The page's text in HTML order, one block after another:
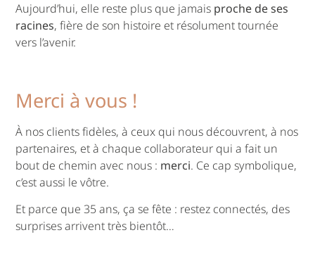
Aujourd’hui, elle reste plus que jamais proche de ses
racines, fière de son histoire et résolument tournée
vers l’avenir.
Merci à vous !
À nos clients fidèles, à ceux qui nous découvrent, à nos
partenaires, et à chaque collaborateur qui a fait un
bout de chemin avec nous : merci. Ce cap symbolique,
c’est aussi le vôtre.
Et parce que 35 ans, ça se fête : restez connectés, des
surprises arrivent très bientôt…